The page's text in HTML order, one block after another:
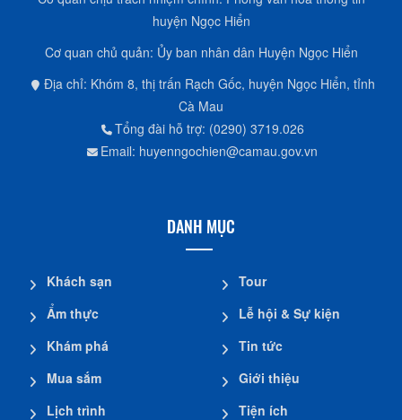
huyện Ngọc Hiển
Cơ quan chủ quản: Ủy ban nhân dân Huyện Ngọc Hiển
Địa chỉ: Khóm 8, thị trấn Rạch Gốc, huyện Ngọc Hiển, tỉnh
Cà Mau
Tổng đài hỗ trợ: (0290) 3719.026
Email: huyenngochien@camau.gov.vn
DANH MỤC
Khách sạn
Ẩm thực
Khám phá
Mua sắm
Lịch trình
Tour
Lễ hội & Sự kiện
Tin tức
Giới thiệu
Tiện ích